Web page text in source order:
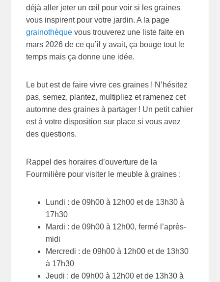
déjà aller jeter un œil pour voir si les graines
vous inspirent pour votre jardin. A la page
grainothèque vous trouverez une liste faite en
mars 2026 de ce qu’il y avait, ça bouge tout le
temps mais ça donne une idée.
Le but est de faire vivre ces graines ! N’hésitez
pas, semez, plantez, multipliez et ramenez cet
automne des graines à partager ! Un petit cahier
est à votre disposition sur place si vous avez
des questions.
Rappel des horaires d’ouverture de la
Fourmilière pour visiter le meuble à graines :
Lundi : de 09h00 à 12h00 et de 13h30 à
17h30
Mardi : de 09h00 à 12h00, fermé l’après-
midi
Mercredi : de 09h00 à 12h00 et de 13h30
à 17h30
Jeudi : de 09h00 à 12h00 et de 13h30 à